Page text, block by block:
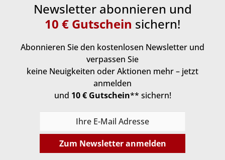
Newsletter abonnieren und
10 € Gutschein sichern!
Abonnieren Sie den kostenlosen Newsletter und
verpassen Sie
keine Neuigkeiten oder Aktionen mehr – jetzt
anmelden
und 10 € Gutschein** sichern!
Zum Newsletter anmelden